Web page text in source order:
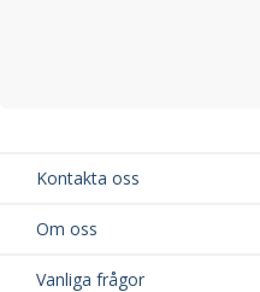
Kontakta oss
Om oss
Vanliga frågor